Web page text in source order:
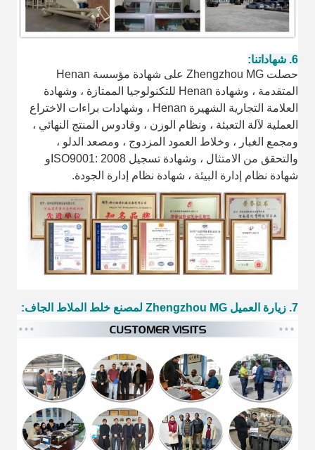
6. شهاداتنا:
حصلت Zhengzhou MG على شهادة مؤسسة Henan
المتقدمة ، وشهادة Henan للتكنولوجيا الممتازة ، وشهادة
العلامة التجارية الشهيرة Henan ، وشهادات براءات الاختراع
العملية لآلة التعبئة ، ونظام الوزن ، وقادوس المنتج النهائي ،
ومجمع الغبار ، وخلاط العمود المزدوج ، ومصعد الدلو ،
والتحقق من الامتثال ، وشهادة تسجيل ISO9001: 2008
و
شهادة نظام إدارة البيئة ، شهادة نظام إدارة الجودة.
7. زيارة العميل Zhengzhou MG لمصنع خلط الملاط الجاف: